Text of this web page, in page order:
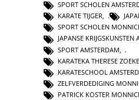
SPORT SCHOLEN
KARATE TIJGER,
SPORT SCHOLEN
JAPANSE KRIJGSKUNSTEN
SPORT AMSTERDAM
KARATEKA THERESE
KARATESCHOOL
ZELFVERDEDIGING
PATRICK KOSTER